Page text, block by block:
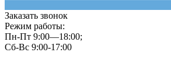
Заказать звонок
Режим работы:
Пн-Пт 9:00—18:00;
Сб-Вс 9:00-17:00